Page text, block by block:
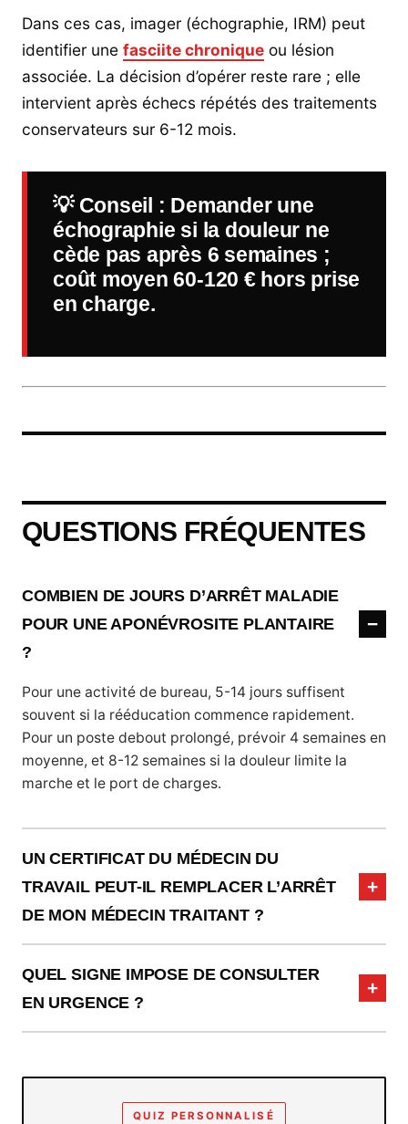
Dans ces cas, imager (échographie, IRM) peut
identifier une fasciite chronique ou lésion
associée. La décision d’opérer reste rare ; elle
intervient après échecs répétés des traitements
conservateurs sur 6-12 mois.
💡Conseil : Demander une
échographie si la douleur ne
cède pas après 6 semaines ;
coût moyen 60-120 € hors prise
en charge.
QUESTIONS FRÉQUENTES
COMBIEN DE JOURS D’ARRÊT MALADIE
POUR UNE APONÉVROSITE PLANTAIRE
?
Pour une activité de bureau, 5-14 jours suffisent
souvent si la rééducation commence rapidement.
Pour un poste debout prolongé, prévoir 4 semaines en
moyenne, et 8-12 semaines si la douleur limite la
marche et le port de charges.
UN CERTIFICAT DU MÉDECIN DU
TRAVAIL PEUT-IL REMPLACER L’ARRÊT
DE MON MÉDECIN TRAITANT ?
QUEL SIGNE IMPOSE DE CONSULTER
EN URGENCE ?
QUIZ PERSONNALISÉ